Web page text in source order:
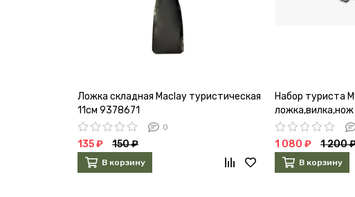
Ложка складная Maclay туристическая
11см 9378671
0
135 ₽ 150 ₽
В корзину
Набор туриста
ложка,вилка,нож
1 080 ₽ 1 200
В корзину